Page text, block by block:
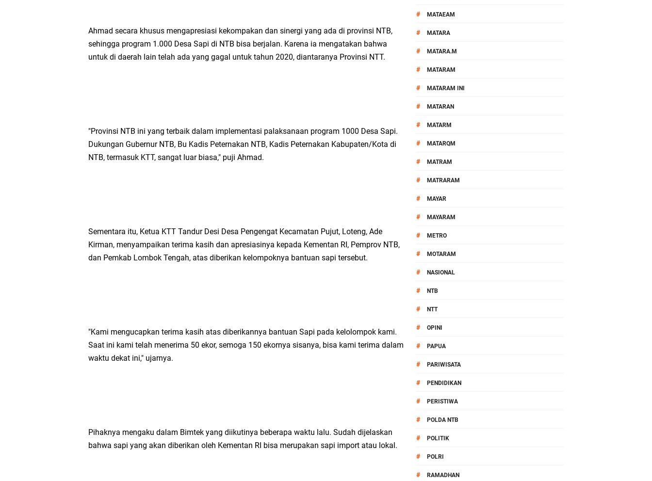
Ahmad secara khusus mengapresiasi kekompakan dan sinergi yang ada di provinsi NTB,
sehingga program 1.000 Desa Sapi di NTB bisa berjalan. Karena ia mengatakan bahwa
untuk di daerah lain telah ada yang gagal untuk tahun 2020, diantaranya Provinsi NTT.
"Provinsi NTB ini yang terbaik dalam implementasi palaksanaan program 1000 Desa Sapi.
Dukungan Gubernur NTB, Bu Kadis Peternakan NTB, Kadis Peternakan Kabupaten/Kota di
NTB, termasuk KTT, sangat luar biasa," puji Ahmad.
Sementara itu, Ketua KTT Tandur Desi Desa Pengengat Kecamatan Pujut, Loteng, Ade
Kirman, menyampaikan terima kasih dan apresiasinya kepada Kementan RI, Pemprov NTB,
dan Pemkab Lombok Tengah, atas diberikan kelompoknya bantuan sapi tersebut.
"Kami mengucapkan terima kasih atas diberikannya bantuan Sapi pada kelolompok kami.
Saat ini kami telah menerima 50 ekor, semoga 150 ekornya sisanya, bisa kami terima dalam
waktu dekat ini," ujarnya.
Pihaknya mengaku dalam Bimtek yang diikutinya beberapa waktu lalu. Sudah dijelaskan
bahwa sapi yang akan diberikan oleh Kementan RI bisa merupakan sapi import atau lokal.
# MATAEAM
# MATARA
# MATARA.M
# MATARAM
# MATARAM INI
# MATARAN
# MATARM
# MATARQM
# MATRAM
# MATRARAM
# MAYAR
# MAYARAM
# METRO
# MOTARAM
# NASIONAL
# NTB
# NTT
# OPINI
# PAPUA
# PARIWISATA
# PENDIDIKAN
# PERISTIWA
# POLDA NTB
# POLITIK
# POLRI
# RAMADHAN